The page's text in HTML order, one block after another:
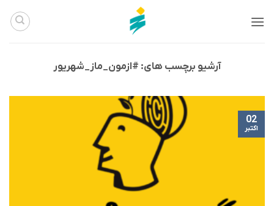
آرشیو برچسب های: #ازمون_ماز_شهریور
02
اکتبر